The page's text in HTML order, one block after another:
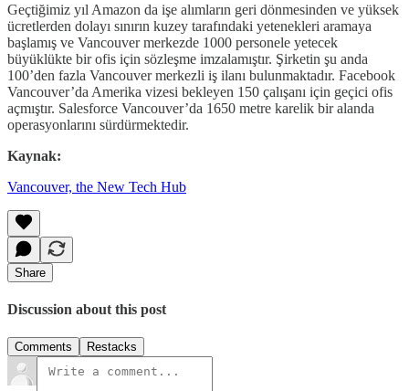
Geçtiğimiz yıl Amazon da işe alımların geri dönmesinden ve yüksek
ücretlerden dolayı sınırın kuzey tarafındaki yetenekleri aramaya
başlamış ve Vancouver merkezde 1000 personele yetecek
büyüklükte bir ofis için sözleşme imzalamıştır. Şirketin şu anda
100’den fazla Vancouver merkezli iş ilanı bulunmaktadır. Facebook
Vancouver’da Amerika vizesi bekleyen 150 çalışanı için geçici ofis
açmıştır. Salesforce Vancouver’da 1650 metre karelik bir alanda
operasyonlarını sürdürmektedir.
Kaynak:
Vancouver, the New Tech Hub
Share
Discussion about this post
Comments Restacks